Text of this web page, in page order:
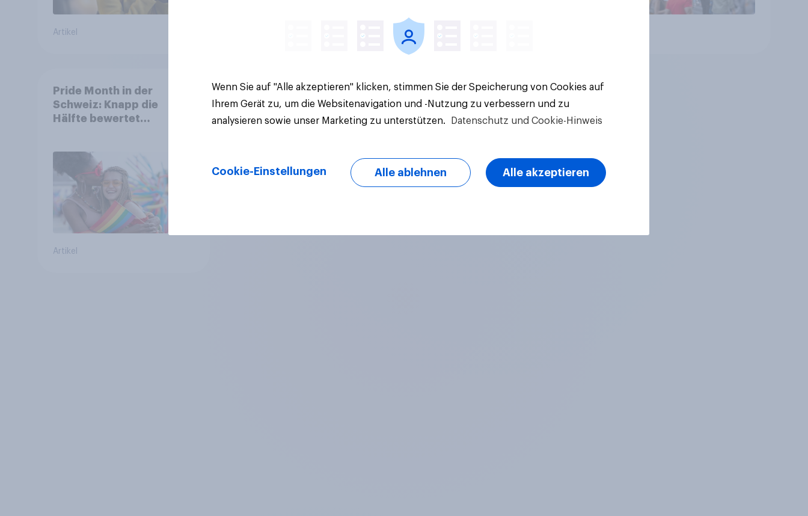
Artikel
Pride Month in der
Schweiz: Knapp die
Hälfte bewertet
bleibt umstritten
Artikel
Wenn Sie auf "Alle akzeptieren" klicken, stimmen Sie der Speicherung von Cookies auf
Ihrem Gerät zu, um die Websitenavigation und -Nutzung zu verbessern und zu
analysieren sowie unser Marketing zu unterstützen.
Datenschutz und Cookie-Hinweis
Cookie-Einstellungen Alle ablehnen Alle akzeptieren